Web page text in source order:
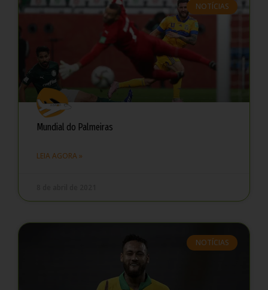
NOTÍCIAS
Mundial do Palmeiras
LEIA AGORA »
NOTÍCIAS